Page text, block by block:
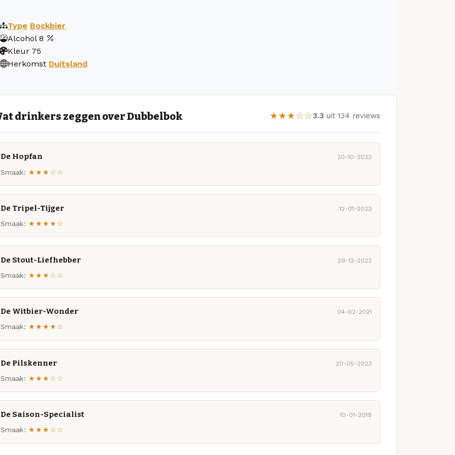
Type Bockbier
Alcohol 8
Kleur 75
Herkomst Duitsland
drinkers zeggen over Dubbelbok ★★★☆☆3.3 uit 134 reviews
De Hopfan 20-10-2022
Smaak: ★★★☆☆
De Tripel-Tijger 12-01-2023
Smaak: ★★★★☆
De Stout-Liefhebber 29-12-2022
Smaak: ★★★☆☆
De Witbier-Wonder 04-02-2021
Smaak: ★★★★☆
De Pilskenner 20-05-2023
Smaak: ★★★☆☆
De Saison-Specialist 10-01-2019
Smaak: ★★★☆☆